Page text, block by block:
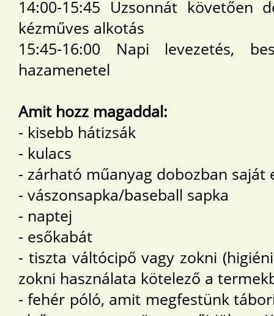
14:00-15:45 Uzsonnát követően
kézműves alkotás
15:45-16:00 Napi levezetés,
hazamenetel
Amit hozz magaddal:
- kisebb hátizsák
- kulacs
- zárható műanyag dobozban saját
- vászonsapka/baseball sapka
- naptej
- esőkabát
- tiszta váltócipő vagy zokni
zokni használata kötelező a
- fehér póló, amit megfestünk